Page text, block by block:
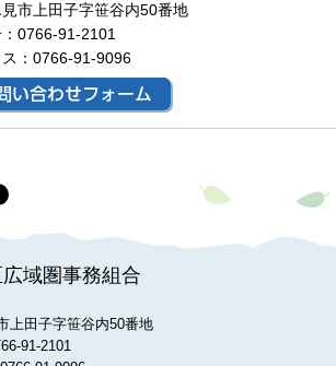
市上田子字笹谷内50番地
0766-91-2101
：0766-91-9096
域圏事務組合
上田子字笹谷内50番地
91-2101